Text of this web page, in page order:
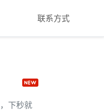
联系方式
下秒就